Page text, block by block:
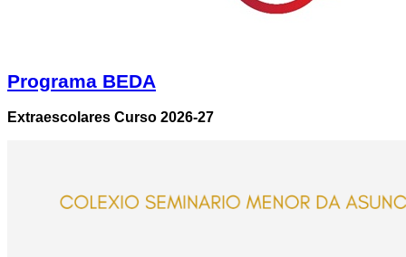
Programa BEDA
Extraescolares Curso 2026-27